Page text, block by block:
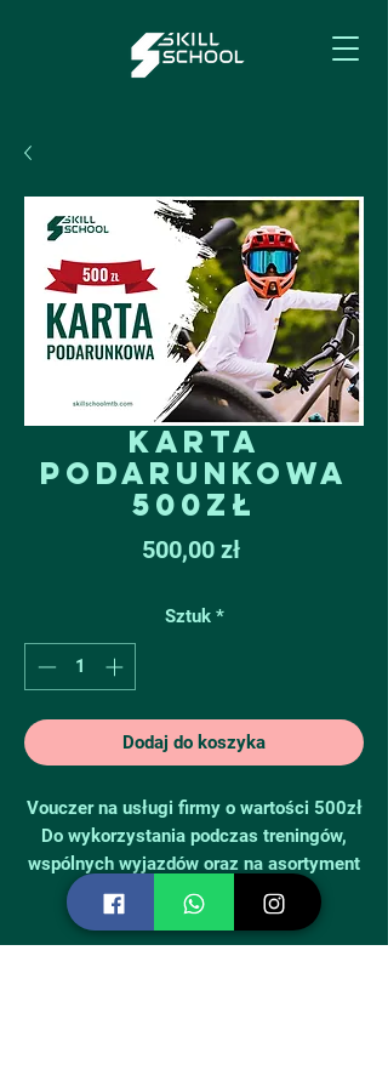
Karta
podarunkowa
500zł
500,00 złCena
Sztuk *
Dodaj do koszyka
Vouczer na usługi firmy o wartości 500zł
Do wykorzystania podczas treningów,
wspólnych wyjazdów oraz na asortyment
dostępny w sklepie